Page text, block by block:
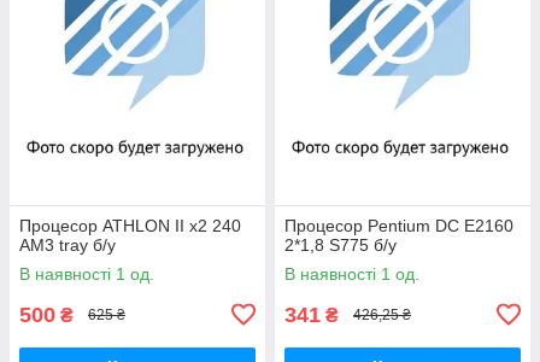
Процесор ATHLON II x2 240
AM3 tray б/у
В наявності 1 од.
500 ₴ 625 ₴
Процесор Pentium DC E2160
2*1,8 S775 б/у
В наявності 1 од.
341 ₴ 426,25 ₴